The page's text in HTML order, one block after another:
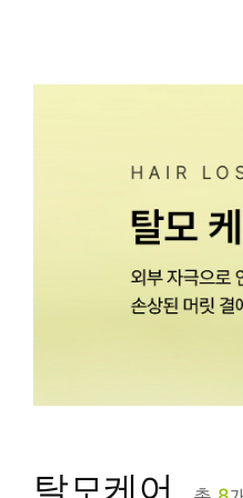
탈모케어